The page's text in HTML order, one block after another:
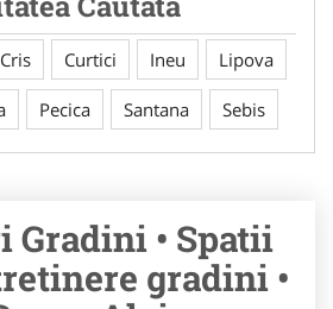
Curtici Ineu Lipova
Pecica Santana Sebis
Gradini • Spatii
gradini •